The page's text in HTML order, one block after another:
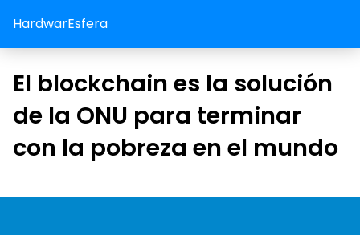
HardwarEsfera
El blockchain es la solución
de la ONU para terminar
con la pobreza en el mundo